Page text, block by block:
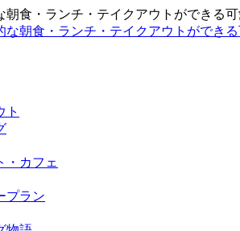
朝食・ランチ・テイクアウトができる
ト
・カフェ
プラン